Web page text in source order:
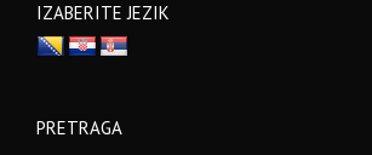
IZABERITE JEZIK
PRETRAGA